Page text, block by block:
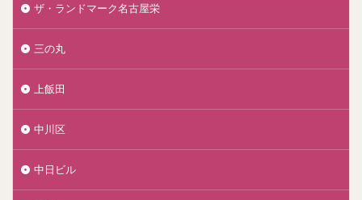
ザ・ランドマーク名古屋栄
三の丸
上飯田
中川区
中日ビル